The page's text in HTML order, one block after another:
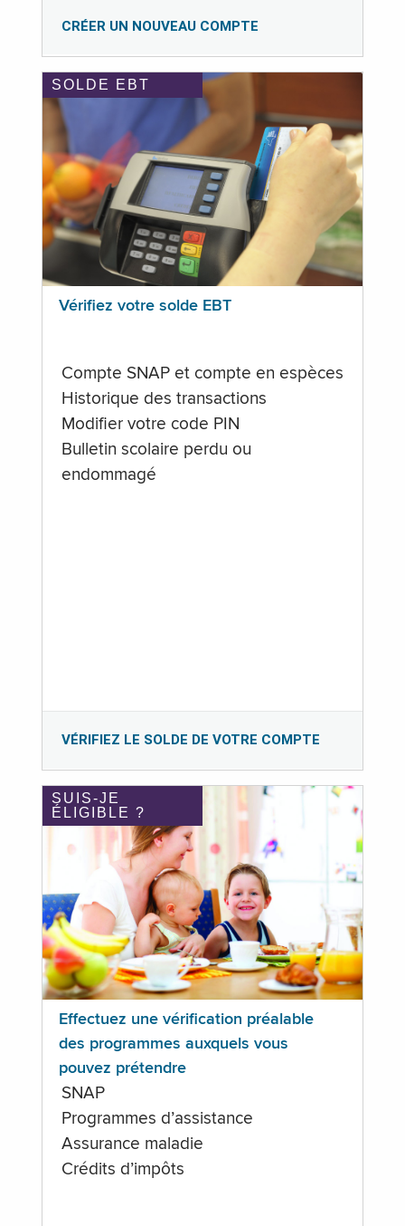
CRÉER UN NOUVEAU COMPTE
SOLDE EBT
Vérifiez votre solde EBT
Compte SNAP et compte en espèces
Historique des transactions
Modifier votre code PIN
Bulletin scolaire perdu ou
endommagé
VÉRIFIEZ LE SOLDE DE VOTRE COMPTE
SUIS-JE
ÉLIGIBLE ?
Effectuez une vérification préalable
des programmes auxquels vous
pouvez prétendre
SNAP
Programmes d’assistance
Assurance maladie
Crédits d’impôts